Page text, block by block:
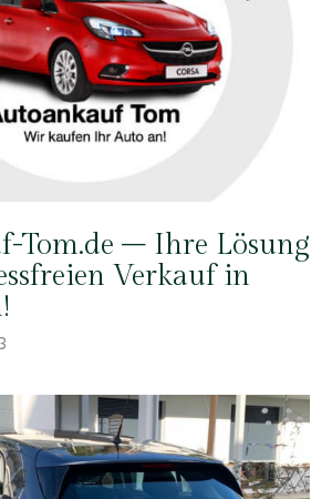
Tom.de – Ihre Lösung
Verkauf in